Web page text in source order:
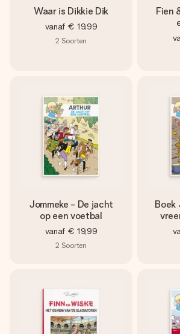
Waar is Dikkie Dik
vanaf € 19,99
2 Soorten
Fien
Jommeke - De jacht
op een voetbal
vanaf € 19,99
2 Soorten
Boek